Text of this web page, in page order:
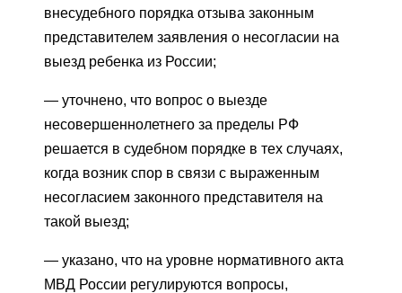
внесудебного порядка отзыва законным
представителем заявления о несогласии на
выезд ребенка из России;
— уточнено, что вопрос о выезде
несовершеннолетнего за пределы РФ
решается в судебном порядке в тех случаях,
когда возник спор в связи с выраженным
несогласием законного представителя на
такой выезд;
— указано, что на уровне нормативного акта
МВД России регулируются вопросы,